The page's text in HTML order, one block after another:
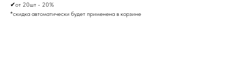
✔от 20шт - 20%
*скидка автоматически будет применена в корзине